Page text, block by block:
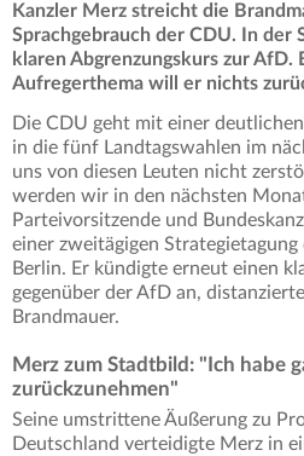
Kanzler Merz streicht die
Sprachgebrauch der CDU. In der
klaren Abgrenzungskurs zur AfD.
Aufregerthema will er nichts
Die CDU geht mit einer
in die fünf Landtagswahlen im
uns von diesen Leuten nicht
werden wir in den nächsten
Parteivorsitzende und
einer zweitägigen
Berlin. Er kündigte erneut einen
gegenüber der AfD an,
Brandmauer.
Merz zum Stadtbild: "Ich habe
zurückzunehmen"
Seine umstrittene Äußerung zu
Deutschland verteidigte Merz in